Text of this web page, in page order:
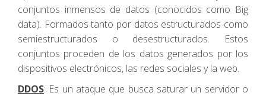
conjuntos inmensos de datos (conocidos como Big
data). Formados tanto por datos estructurados como
semiestructurados o desestructurados. Estos
conjuntos proceden de los datos generados por los
dispositivos electrónicos, las redes sociales y la web.
DDOS: Es un ataque que busca saturar un servidor o